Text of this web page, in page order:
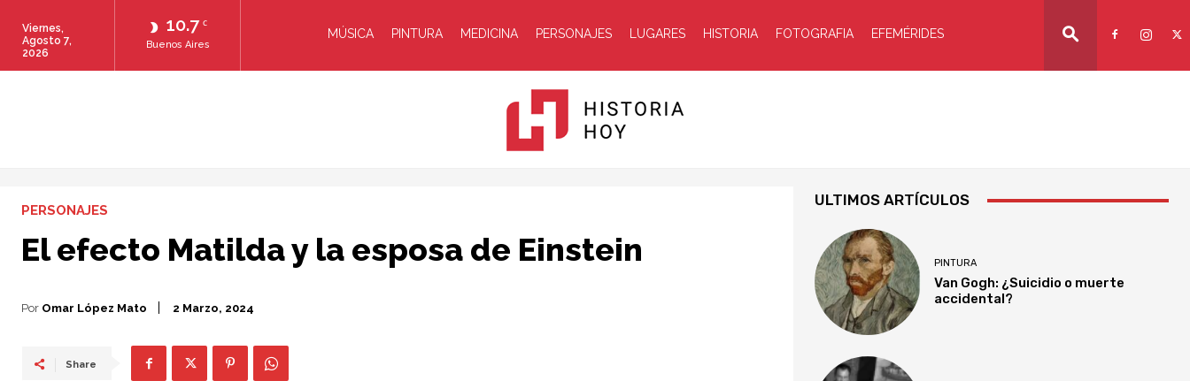
10.7 C
Buenos Aires
Viernes,
Agosto 7,
2026
MÚSICA PINTURA MEDICINA PERSONAJES LUGARES HISTORIA FOTOGRAFIA EFEMÉRIDES
PERSONAJES
El efecto Matilda y la esposa de Einstein
Por Omar López Mato 2 Marzo, 2024
Share
ULTIMOS ARTÍCULOS
PINTURA
Van Gogh: ¿Suicidio o muerte
accidental?